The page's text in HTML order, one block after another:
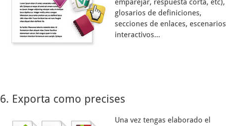
emparejar, respuesta corta, etc),
glosarios de definiciones,
secciones de enlaces, escenarios
interactivos...
6. Exporta como precises
Una vez tengas elaborado el